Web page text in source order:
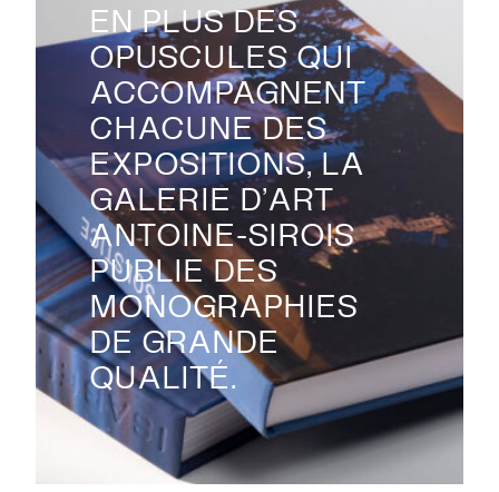
EN PLUS DES
OPUSCULES QUI
ACCOMPAGNENT
CHACUNE DES
EXPOSITIONS, LA
GALERIE D’ART
ANTOINE-SIROIS
PUBLIE DES
MONOGRAPHIES
DE GRANDE
QUALITÉ.